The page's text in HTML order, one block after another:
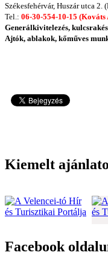
Székesfehérvár, Huszár utca 2.
Tel.: 06-30-554-10-15 (Kováts
Generálkivitelezés,
Ajtók, ablakok, kőműves
Kiemelt
Facebook